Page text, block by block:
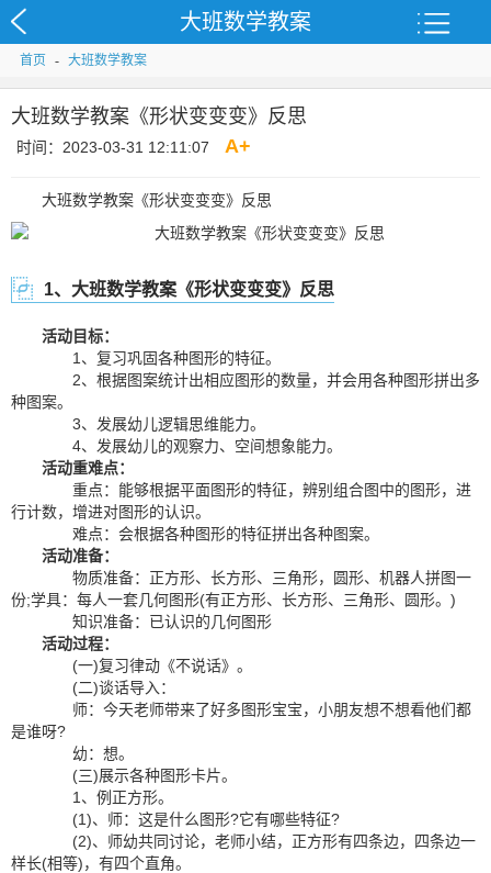
大班数学教案
首页 - 大班数学教案
大班数学教案《形状变变变》反思
时间：2023-03-31 12:11:07 A+
大班数学教案《形状变变变》反思
1、大班数学教案《形状变变变》反思
活动目标：
1、复习巩固各种图形的特征。
2、根据图案统计出相应图形的数量，并会用各种图形拼出多
种图案。
3、发展幼儿逻辑思维能力。
4、发展幼儿的观察力、空间想象能力。
活动重难点：
重点：能够根据平面图形的特征，辨别组合图中的图形，进
行计数，增进对图形的认识。
难点：会根据各种图形的特征拼出各种图案。
活动准备：
物质准备：正方形、长方形、三角形，圆形、机器人拼图一
份;学具：每人一套几何图形(有正方形、长方形、三角形、圆形。)
知识准备：已认识的几何图形
活动过程：
(一)复习律动《不说话》。
(二)谈话导入：
师：今天老师带来了好多图形宝宝，小朋友想不想看他们都
是谁呀?
幼：想。
(三)展示各种图形卡片。
1、例正方形。
(1)、师：这是什么图形?它有哪些特征?
(2)、师幼共同讨论，老师小结，正方形有四条边，四条边一
样长(相等)，有四个直角。